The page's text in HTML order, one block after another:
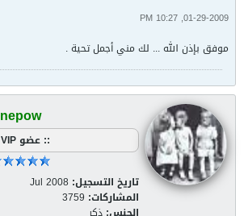
01-29-2009, 10:27 PM
موفق بإذن الله ... لك مني أجمل تحية .
nepow
:: عضو VIP ::
تاريخ التسجيل: Jul 2008
المشاركات: 3759